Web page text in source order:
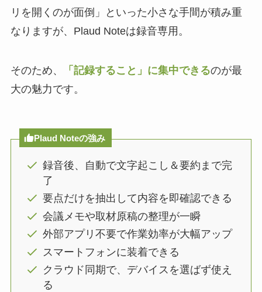
リを開くのが面倒」といった小さな手間が積み重
なりますが、Plaud Noteは録音専用。
そのため、 「記録すること」に集中できるのが最
大の魅力です。
Plaud Noteの強み
録音後、自動で文字起こし＆要約まで完
了
要点だけを抽出して内容を即確認できる
会議メモや取材原稿の整理が一瞬
外部アプリ不要で作業効率が大幅アップ
スマートフォンに装着できる
クラウド同期で、デバイスを選ばず使え
る